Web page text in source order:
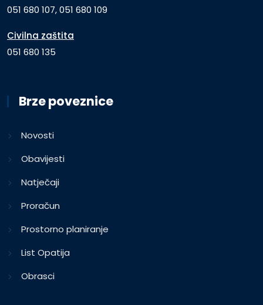
051 680 107, 051 680 109
Civilna zaštita
051 680 135
Brze poveznice
Novosti
Obavijesti
Natječaji
Proračun
Prostorno planiranje
List Opatija
Obrasci